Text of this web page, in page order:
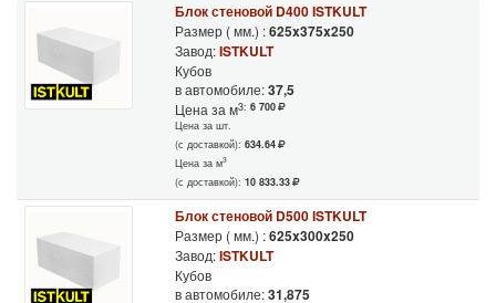
Блок стеновой D400 ISTKULT
Размер ( мм.) :625x375x250
Завод:ISTKULT
Кубов
в автомобиле:37,5
Цена за м3: 6 700
Цена за шт.
(с доставкой): 634.64
Цена за м3
(с доставкой): 10 833.33
Блок стеновой D500 ISTKULT
Размер ( мм.) :625x300x250
Завод:ISTKULT
Кубов
в автомобиле:31,875